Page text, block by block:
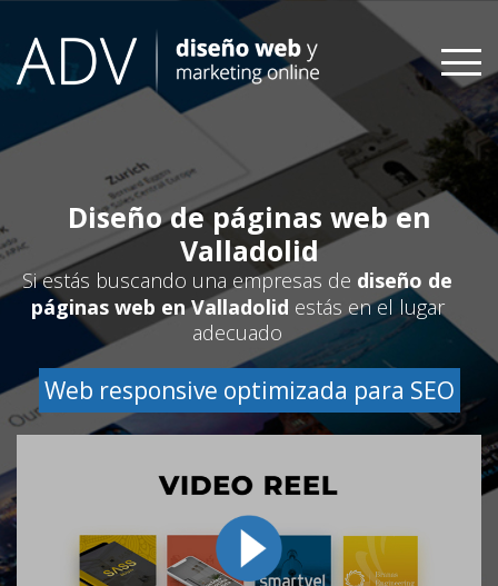
content
Diseño de páginas web en
Valladolid
Si estás buscando una empresas de diseño de
páginas web en Valladolid estás en el lugar
adecuado
Web responsive optimizada para SEO